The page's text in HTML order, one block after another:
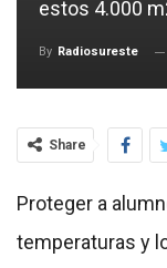
estos 4.000
By Radiosureste
Share
Proteger a
temperaturas y